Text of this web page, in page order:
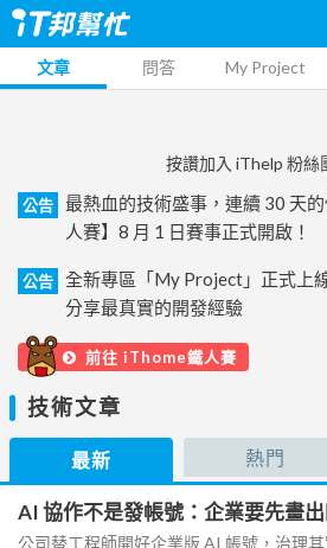
文章 問答 My Project
按讚加入 iThelp 粉絲
公告
最熱血的技術盛事，連續 30 天
人賽】8 月 1 日賽事正式開啟！
公告
全新專區「My Project」正式上
分享最真實的開發經驗
前往 iThome鐵人賽
技術文章
最新 熱門
AI 協作不是發帳號：企業要先畫
公司替工程師開好企業版 AI 帳號，治理